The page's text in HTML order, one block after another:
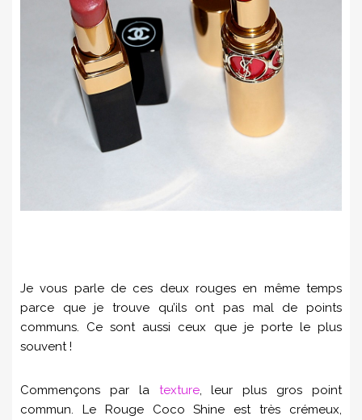
Je vous parle de ces deux rouges en même temps
parce que je trouve qu’ils ont pas mal de points
communs. Ce sont aussi ceux que je porte le plus
souvent !
Commençons par la texture, leur plus gros point
commun. Le Rouge Coco Shine est très crémeux,